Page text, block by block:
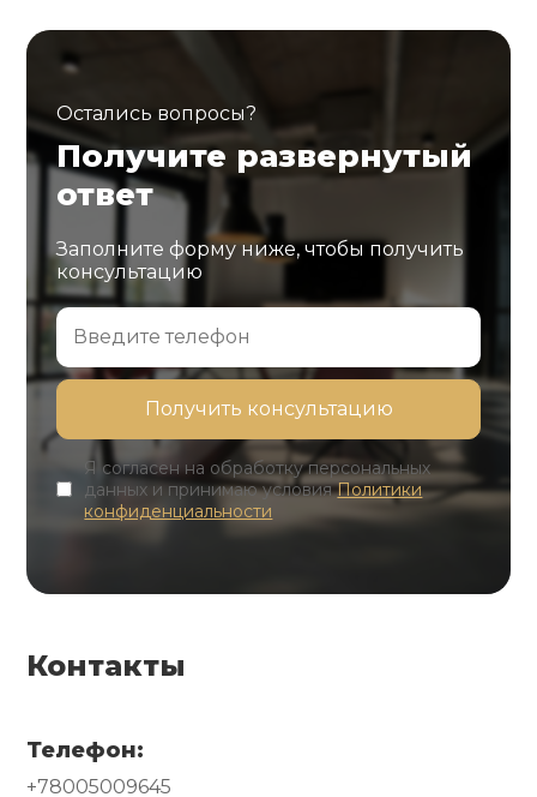
Остались вопросы?
Получите развернутый
ответ
Заполните форму ниже, чтобы получить
консультацию
Я согласен на обработку персональных
данных и принимаю условияПолитики
конфиденциальности
Контакты
Телефон:
+78005009645